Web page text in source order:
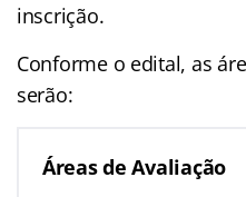
inscrição.
Conforme o edital, as
serão:
Áreas de Avaliação